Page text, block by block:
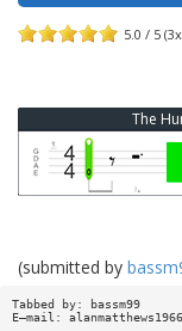
5.0 / 5
The
(submitted by
Tabbed by: bassm99
E—mail: